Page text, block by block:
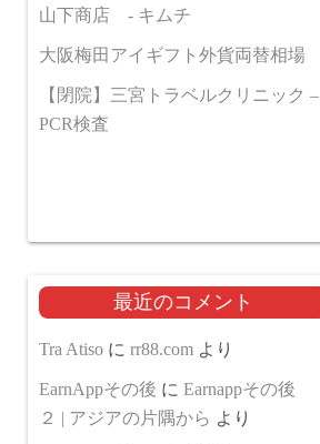
山下商店 - キムチ
大阪梅田アイギフト外貨両替相場
【閉院】三宮トラベルクリニック –
PCR検査
最近のコメント
Tra Atiso に rr88.com より
EarnAppその後 に Earnappその後
２ | アジアの片隅から より